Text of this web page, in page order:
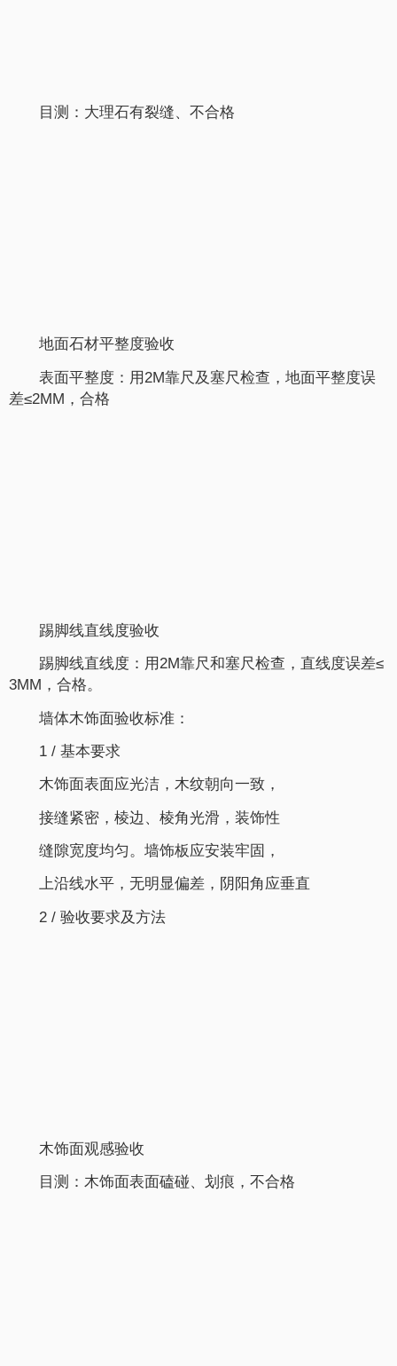
目测：大理石有裂缝、不合格
地面石材平整度验收
表面平整度：用2M靠尺及塞尺检查，地面平整度误
差≤2MM，合格
踢脚线直线度验收
踢脚线直线度：用2M靠尺和塞尺检查，直线度误差≤
3MM，合格。
墙体木饰面验收标准：
1 / 基本要求
木饰面表面应光洁，木纹朝向一致，
接缝紧密，棱边、棱角光滑，装饰性
缝隙宽度均匀。墙饰板应安装牢固，
上沿线水平，无明显偏差，阴阳角应垂直
2 / 验收要求及方法
木饰面观感验收
目测：木饰面表面磕碰、划痕，不合格